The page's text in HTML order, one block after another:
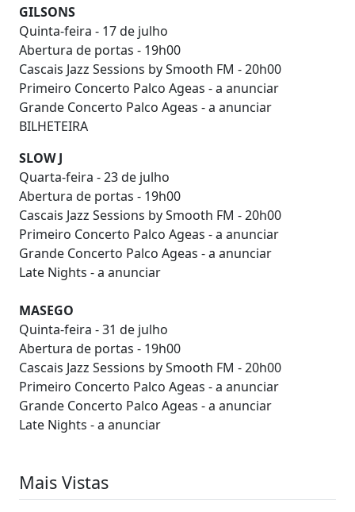
GILSONS
Quinta-feira - 17 de julho
Abertura de portas - 19h00
Cascais Jazz Sessions by Smooth FM - 20h00
Primeiro Concerto Palco Ageas - a anunciar
Grande Concerto Palco Ageas - a anunciar
BILHETEIRA
SLOW J
Quarta-feira - 23 de julho
Abertura de portas - 19h00
Cascais Jazz Sessions by Smooth FM - 20h00
Primeiro Concerto Palco Ageas - a anunciar
Grande Concerto Palco Ageas - a anunciar
Late Nights - a anunciar
MASEGO
Quinta-feira - 31 de julho
Abertura de portas - 19h00
Cascais Jazz Sessions by Smooth FM - 20h00
Primeiro Concerto Palco Ageas - a anunciar
Grande Concerto Palco Ageas - a anunciar
Late Nights - a anunciar
Mais Vistas